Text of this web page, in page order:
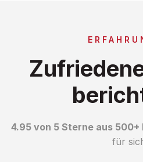
4.95 von 5 Sterne aus
für